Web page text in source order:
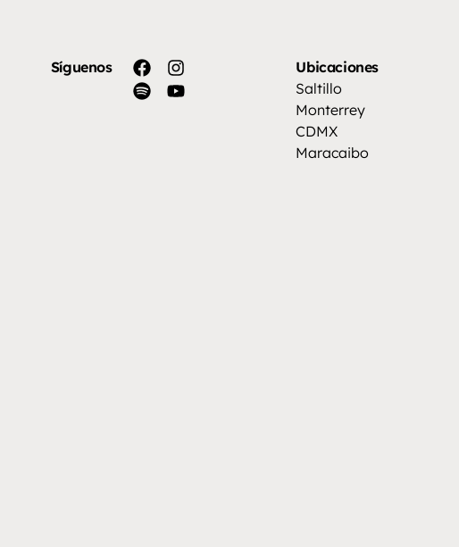
Síguenos
Ubicaciones
Saltillo
Monterrey
CDMX
Maracaibo